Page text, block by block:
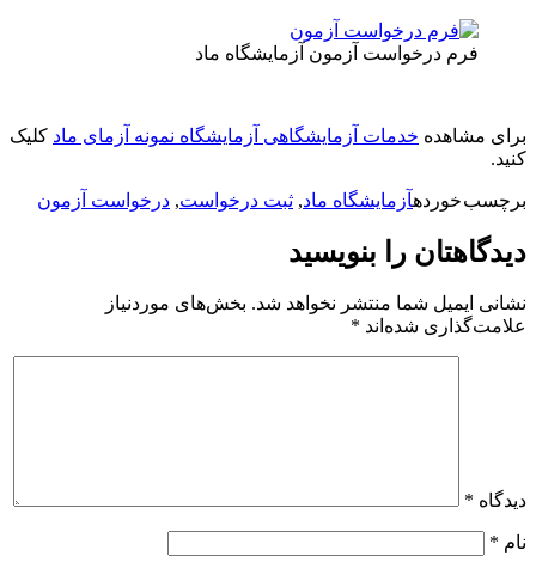
فرم درخواست آزمون آزمایشگاه ماد
برای مشاهده خدمات آزمایشگاهی آزمایشگاه نمونه آزمای ماد کلیک
کنید.
برچسب خوردهآزمایشگاه ماد, ثبت درخواست, درخواست آزمون
دیدگاهتان را بنویسید
نشانی ایمیل شما منتشر نخواهد شد. بخش‌های موردنیاز
علامت‌گذاری شده‌اند *
دیدگاه *
نام *